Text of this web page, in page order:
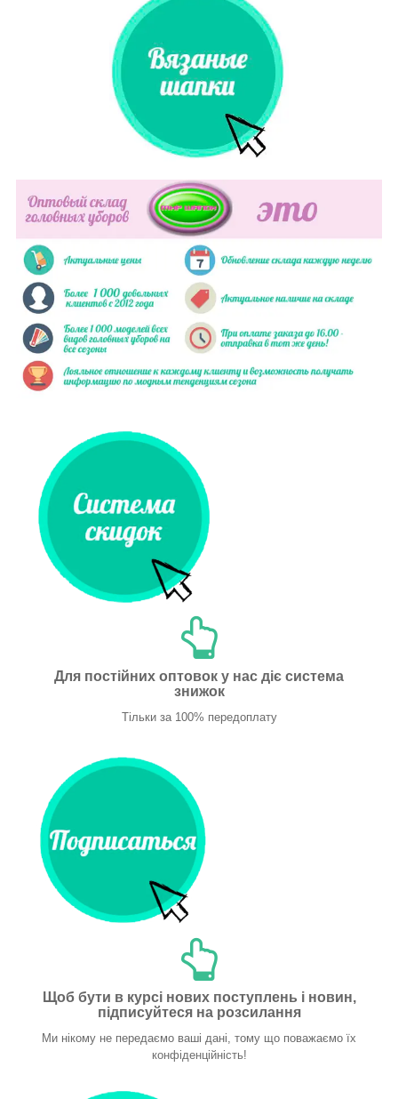
Для постійних оптовок у нас діє система
знижок
Тільки за 100% передоплату
Щоб бути в курсі нових поступлень і новин,
підписуйтеся на розсилання
Ми нікому не передаємо ваші дані, тому що поважаємо їх
конфіденційність!